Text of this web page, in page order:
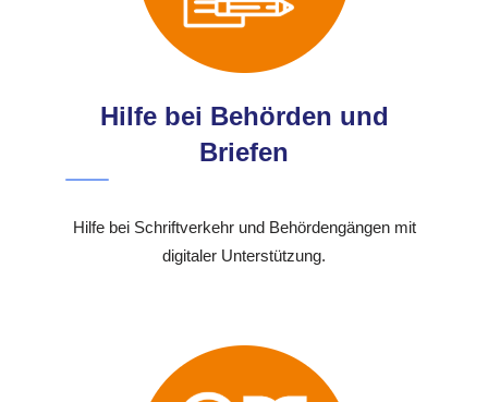
Hilfe bei Behörden und
Briefen
Hilfe bei Schriftverkehr und Behördengängen mit
digitaler Unterstützung.